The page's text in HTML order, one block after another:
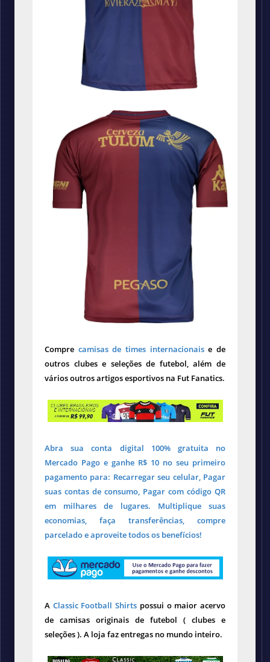
Compre camisas de times internacionaise de
outros clubes e seleções de futebol, além de
vários outros artigos esportivos na Fut Fanatics.
Abra sua conta digital 100% gratuita no
Mercado Pago e ganhe R$ 10 no seu primeiro
pagamento para: Recarregar seu celular, Pagar
suas contas de consumo, Pagar com código QR
em milhares de lugares. Multiplique suas
economias, faça transferências, compre
parcelado e aproveite todos os benefícios!
A Classic Football Shirts possui o maior acervo
de camisas originais de futebol ( clubes e
seleções ). A loja faz entregas no mundo inteiro.